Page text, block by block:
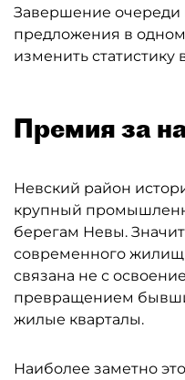
Завершение
предложения в
изменить статистику
Премия за
Невский район
крупный
берегам Невы.
современного
связана не с
превращением
жилые кварталы.
Наиболее заметно